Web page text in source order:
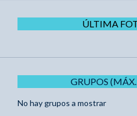
ÚLTIMA
GRUPOS
No hay grupos a mostrar